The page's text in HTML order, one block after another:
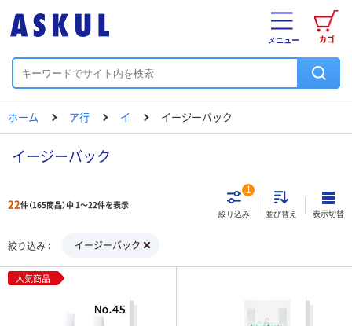
カゴ
メニュー
ホーム ア行 イ イージーバック
イージーバック
22件（165商品）中 1～22件を表示
絞り込み
1
並び替え 表示切替
絞り込み イージーバック
人気商品